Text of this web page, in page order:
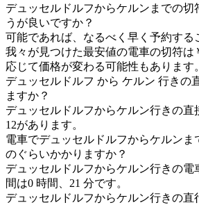
デュッセルドルフからケルンまでの切
うが良いですか？
可能であれば、なるべく早く予約する
我々が見つけた最安値の電車の切符は
応じて価格が変わる可能性もあります。
デュッセルドルフ から ケルン 行きの
ますか？
デュッセルドルフからケルン行きの直
12があります。
電車でデュッセルドルフからケルンま
のぐらいかかりますか？
デュッセルドルフからケルン行きの電
間は0 時間、21 分です。
デュッセルドルフからケルン行きの直